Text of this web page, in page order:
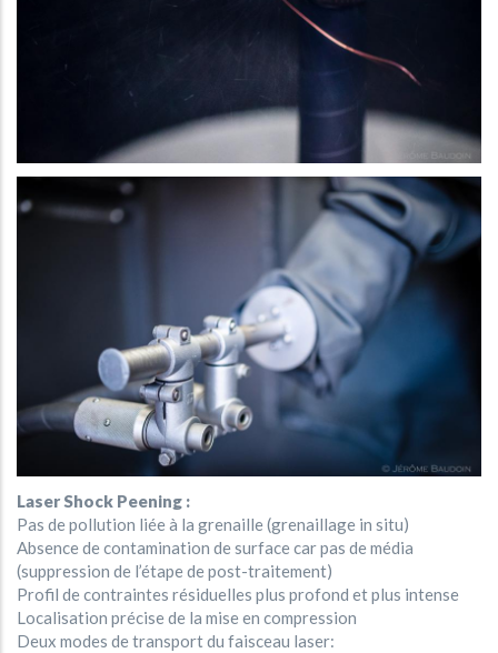
Laser Shock Peening :
Pas de pollution liée à la grenaille (grenaillage in situ)
Absence de contamination de surface car pas de média
(suppression de l’étape de post-traitement)
Profil de contraintes résiduelles plus profond et plus intense
Localisation précise de la mise en compression
Deux modes de transport du faisceau laser: